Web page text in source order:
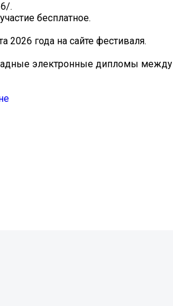
.
бесплатное.
2026 года на сайте фестиваля.
электронные дипломы